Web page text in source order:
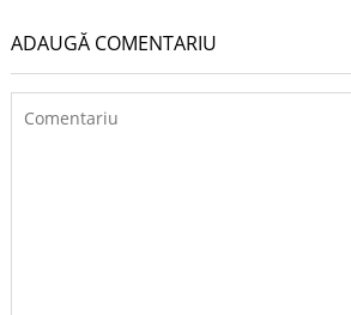
ADAUGĂ COMENTARIU